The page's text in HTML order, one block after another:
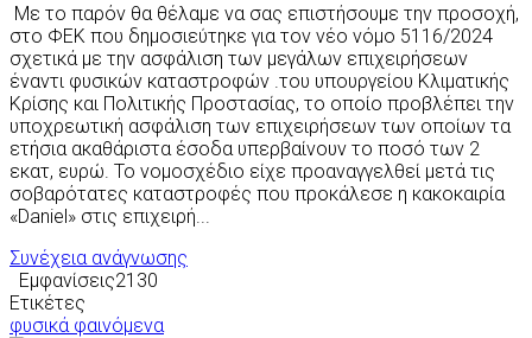
Με το παρόν θα θέλαμε να σας επιστήσουμε την προσοχή,
στο ΦΕΚ που δημοσιεύτηκε για τον νέο νόμο 5116/2024
σχετικά με την ασφάλιση των μεγάλων επιχειρήσεων
έναντι φυσικών καταστροφών .του υπουργείου Κλιματικής
Κρίσης και Πολιτικής Προστασίας, το οποίο προβλέπει την
υποχρεωτική ασφάλιση των επιχειρήσεων των οποίων τα
ετήσια ακαθάριστα έσοδα υπερβαίνουν το ποσό των 2
εκατ, ευρώ. Το νομοσχέδιο είχε προαναγγελθεί μετά τις
σοβαρότατες καταστροφές που προκάλεσε η κακοκαιρία
«Daniel» στις επιχειρή...
Συνέχεια ανάγνωσης
Εμφανίσεις2130
Ετικέτες
φυσικά φαινόμενα